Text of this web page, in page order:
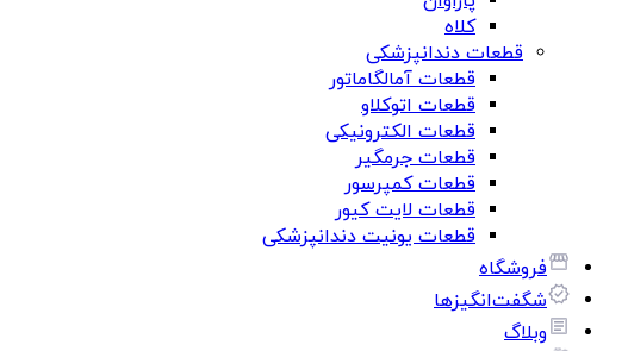
کلاه
قطعات دندانپزشکی
قطعات آمالگاماتور
قطعات اتوکلاو
قطعات الکترونیکی
قطعات جرمگیر
قطعات کمپرسور
قطعات لایت کیور
قطعات یونیت دندانپزشکی
فروشگاه
شگفت‌انگیزها
وبلاگ